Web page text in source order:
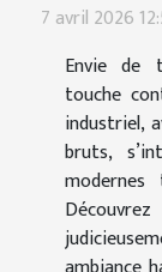
7 avril 2026
Envie de
touche
industriel,
bruts,